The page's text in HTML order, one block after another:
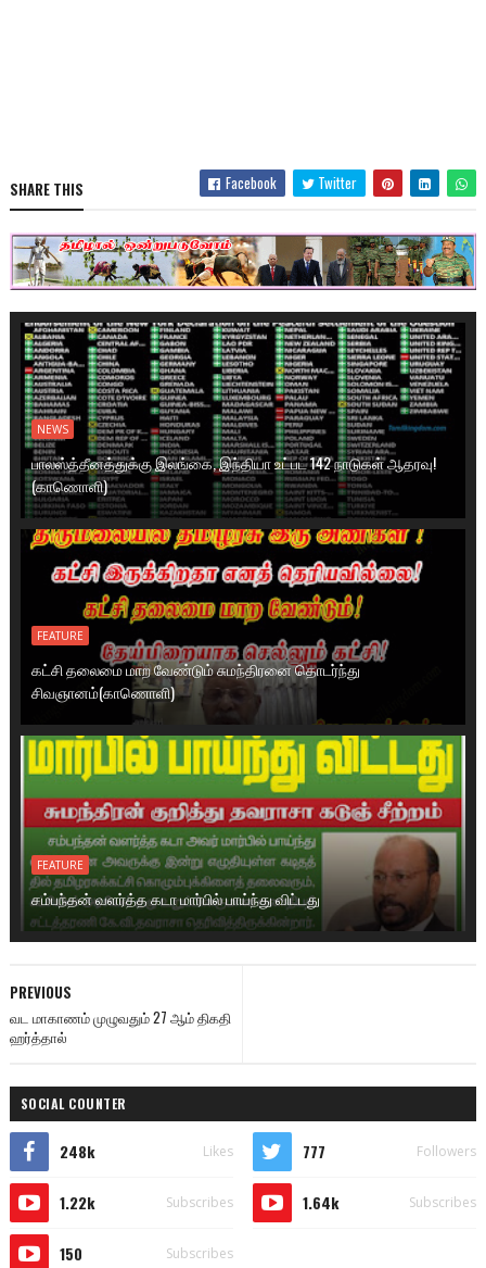
SHARE THIS Facebook Twitter
NEWS
பாலஸ்த்தீனத்துக்கு இலங்கை, இந்தியா உட்பட 142 நாடுகள் ஆதரவு!
(காணொளி)
FEATURE
கட்சி தலைமை மாற வேண்டும் சுமந்திரனை தொடர்ந்து
சிவஞானம்(காணொளி)
FEATURE
சம்பந்தன் வளர்த்த கடா மார்பில் பாய்ந்து விட்டது
PREVIOUS
வட மாகாணம் முழுவதும் 27 ஆம் திகதி
ஹர்த்தால்
SOCIAL COUNTER
248k Likes 777 Followers
1.22k Subscribes 1.64k Subscribes
150 Subscribes